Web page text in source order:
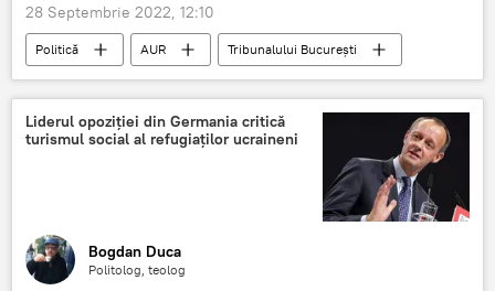
28 Septembrie 2022, 12:10
Politică AUR
Tribunalului București
Instanța
România
Liderul opoziției din Germania critică
turismul social al refugiaților ucraineni
Bogdan Duca
Politolog, teolog